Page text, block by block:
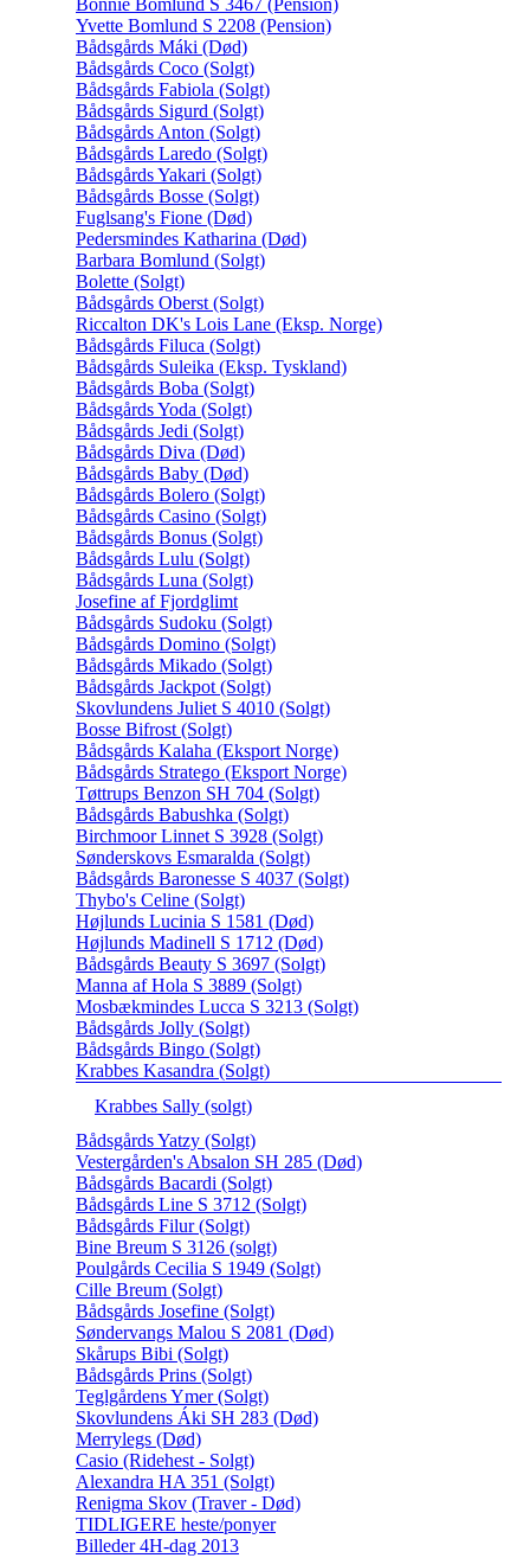
Bonnie Bomlund S 3467 (Pension)
Yvette Bomlund S 2208 (Pension)
Bådsgårds Máki (Død)
Bådsgårds Coco (Solgt)
Bådsgårds Fabiola (Solgt)
Bådsgårds Sigurd (Solgt)
Bådsgårds Anton (Solgt)
Bådsgårds Laredo (Solgt)
Bådsgårds Yakari (Solgt)
Bådsgårds Bosse (Solgt)
Fuglsang's Fione (Død)
Pedersmindes Katharina (Død)
Barbara Bomlund (Solgt)
Bolette (Solgt)
Bådsgårds Oberst (Solgt)
Riccalton DK's Lois Lane (Eksp. Norge)
Bådsgårds Filuca (Solgt)
Bådsgårds Suleika (Eksp. Tyskland)
Bådsgårds Boba (Solgt)
Bådsgårds Yoda (Solgt)
Bådsgårds Jedi (Solgt)
Bådsgårds Diva (Død)
Bådsgårds Baby (Død)
Bådsgårds Bolero (Solgt)
Bådsgårds Casino (Solgt)
Bådsgårds Bonus (Solgt)
Bådsgårds Lulu (Solgt)
Bådsgårds Luna (Solgt)
Josefine af Fjordglimt
Bådsgårds Sudoku (Solgt)
Bådsgårds Domino (Solgt)
Bådsgårds Mikado (Solgt)
Bådsgårds Jackpot (Solgt)
Skovlundens Juliet S 4010 (Solgt)
Bosse Bifrost (Solgt)
Bådsgårds Kalaha (Eksport Norge)
Bådsgårds Stratego (Eksport Norge)
Tøttrups Benzon SH 704 (Solgt)
Bådsgårds Babushka (Solgt)
Birchmoor Linnet S 3928 (Solgt)
Sønderskovs Esmaralda (Solgt)
Bådsgårds Baronesse S 4037 (Solgt)
Thybo's Celine (Solgt)
Højlunds Lucinia S 1581 (Død)
Højlunds Madinell S 1712 (Død)
Bådsgårds Beauty S 3697 (Solgt)
Manna af Hola S 3889 (Solgt)
Mosbækmindes Lucca S 3213 (Solgt)
Bådsgårds Jolly (Solgt)
Bådsgårds Bingo (Solgt)
Krabbes Kasandra (Solgt)
Krabbes Sally (solgt)
Bådsgårds Yatzy (Solgt)
Vestergården's Absalon SH 285 (Død)
Bådsgårds Bacardi (Solgt)
Bådsgårds Line S 3712 (Solgt)
Bådsgårds Filur (Solgt)
Bine Breum S 3126 (solgt)
Poulgårds Cecilia S 1949 (Solgt)
Cille Breum (Solgt)
Bådsgårds Josefine (Solgt)
Søndervangs Malou S 2081 (Død)
Skårups Bibi (Solgt)
Bådsgårds Prins (Solgt)
Teglgårdens Ymer (Solgt)
Skovlundens Áki SH 283 (Død)
Merrylegs (Død)
Casio (Ridehest - Solgt)
Alexandra HA 351 (Solgt)
Renigma Skov (Traver - Død)
TIDLIGERE heste/ponyer
Billeder 4H-dag 2013